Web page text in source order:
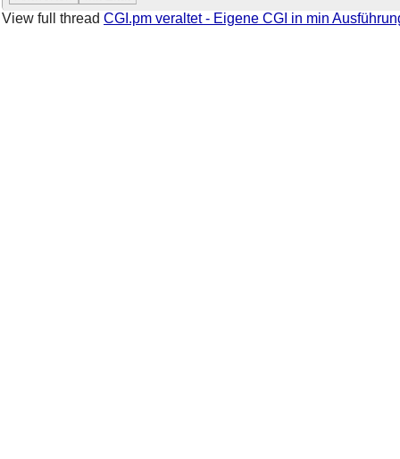
View full thread CGI.pm veraltet - Eigene CGI in min